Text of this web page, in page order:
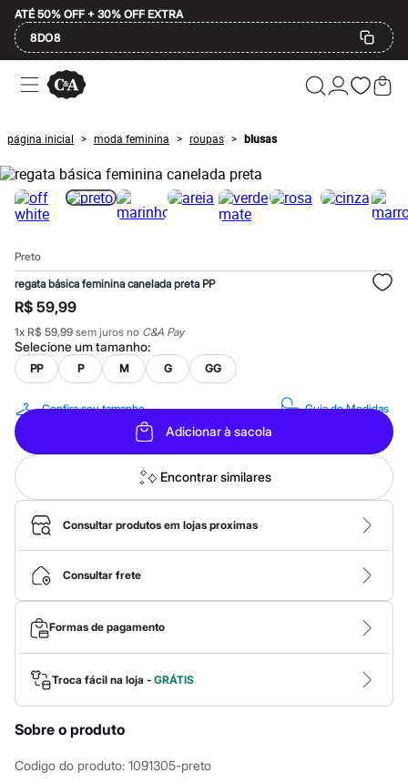
ATÉ 50% OFF + 30% OFF EXTRA
8DO8
Ofertas
Compre por Departamento
Masculino
Infantil
Calçados
Plus Size
2 calçados por R$189
2 peças por R$199
3 itens de beleza por R$129
Até 20% off
Até 40% off
Até 60% off
A partir de 60% off
Feminino
Em alta
Inverno
Alfaiataria
Roupas
Blusas e Camisetas
Básicos
Calças
Casacos e Jaquetas
Jeans
Macacões
Saias
Shorts e Bermudas
Acessórios
Bolsas
Bonés e Chapéus
Bijoux
Cintos
Óculos
Relógios
Calçados
Botas
Chinelos
Rasteirinhas
Sandálias
Sapatilhas
página inicial > moda feminina > roupas > blusas
Preto
regata básica feminina canelada preta PP
R$ 59,99
1x R$ 59,99 sem juros no C&A Pay
Selecione umtamanho:
PP P M G GG
Confira seu tamanho Guia de Medidas
Adicionar à sacola
Encontrar similares
Consultar produtos em lojas proximas
Consultar frete
Formas de pagamento
Troca fácil na loja - GRÁTIS
Sobre o produto
Codigo do produto: 1091305-preto